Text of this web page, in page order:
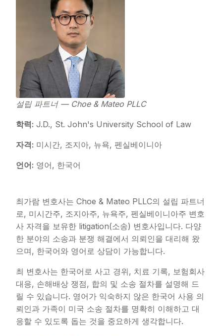
설립 파트너 — Choe & Mateo PLLC
학력: J.D., St. John's University School of Law
자격: 미시간, 조지아, 뉴욕, 펜실베이니아
언어: 영어, 한국어
최가람 변호사는 Choe & Mateo PLLC의 설립 파트너
로, 미시간주, 조지아주, 뉴욕주, 펜실베이니아주 변호
사 자격을 보유한 litigation(소송) 변호사입니다. 다양
한 분야의 소송과 분쟁 해결에서 의뢰인을 대리해 왔
으며, 한국어와 영어로 상담이 가능합니다.
최 변호사는 한국어로 사고 경위, 치료 기록, 보험회사
대응, 손해배상 쟁점, 합의 및 소송 절차를 설명해 드
릴 수 있습니다. 영어가 익숙하지 않은 한국어 사용 의
뢰인과 가족이 미국 소송 절차를 명확히 이해하고 대
응할 수 있도록 돕는 것을 중요하게 생각합니다.